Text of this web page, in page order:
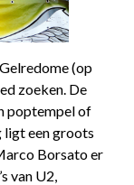
(op
zoeken. De
poptempel of
ligt een groots
Borsato er
van U2,